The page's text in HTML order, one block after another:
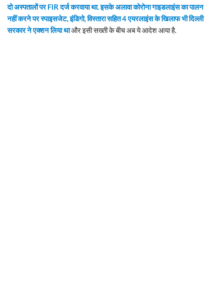
दो अस्पतालों पर FIR दर्ज करवाया था. इसके अलावा कोरोना गाइडलाइंस का पालन
नहीं करने पर स्पाइसजेट, इंडिगो, विस्तारा सहित 4 एयरलाइंस के खिलाफ भी दिल्ली
सरकार ने एक्शन लिया थाऔर इसी सख्ती के बीच अब ये आदेश आया है.